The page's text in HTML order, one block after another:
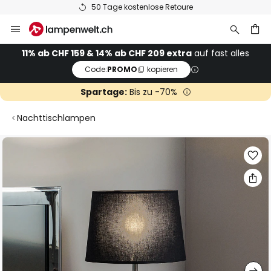
50 Tage kostenlose Retoure
Inhalt
springen
11% ab CHF 159 & 14% ab CHF 209 extra auf fast alles
Code:PROMO kopieren
Spartage:Bis zu -70%
Nachttischlampen
Zum
Bildgalerie
springen